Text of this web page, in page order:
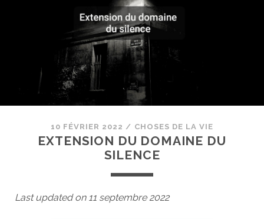
10 FÉVRIER 2022 / CHOSES DE LA VIE
EXTENSION DU DOMAINE DU
SILENCE
Last updated on 11 septembre 2022